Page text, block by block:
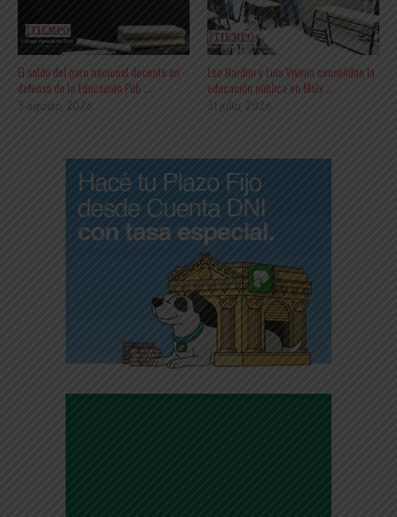
El saldo del paro nacional docente en
defensa de la Educación Púb ...
3 agosto, 2026
Leo Nardini y Luis Vivona consolidan la
educación pública en Malv ...
31 julio, 2026